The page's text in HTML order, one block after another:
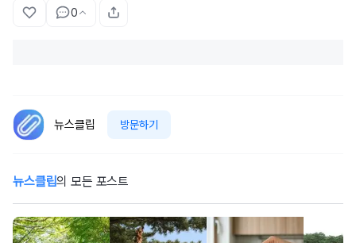
0
뉴스클립 방문하기
뉴스클립의 모든 포스트